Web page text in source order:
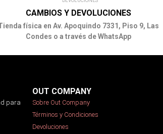
CAMBIOS Y DEVOLUCIONES
física en Av. Apoquindo 7331, Piso 9, Las
Condes o a través de WhatsApp
para
OUT COMPANY
Sobre Out Company
Términos y Condiciones
Devoluciones